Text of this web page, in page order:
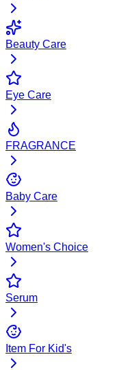
Beauty Care
Eye Care
FRAGRANCE
Baby Care
Women's Choice
Serum
Item For Kid's